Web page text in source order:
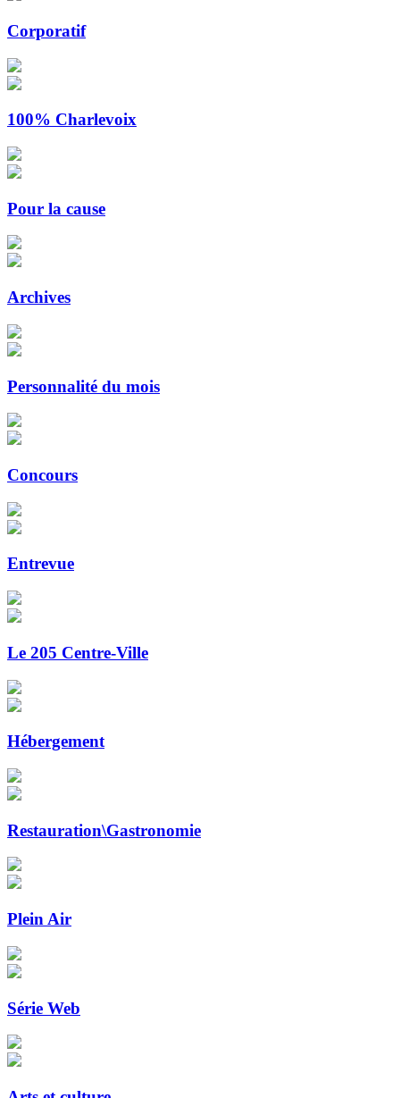
Corporatif
100% Charlevoix
Pour la cause
Archives
Personnalité du mois
Concours
Entrevue
Le 205 Centre-Ville
Hébergement
Restauration\Gastronomie
Plein Air
Série Web